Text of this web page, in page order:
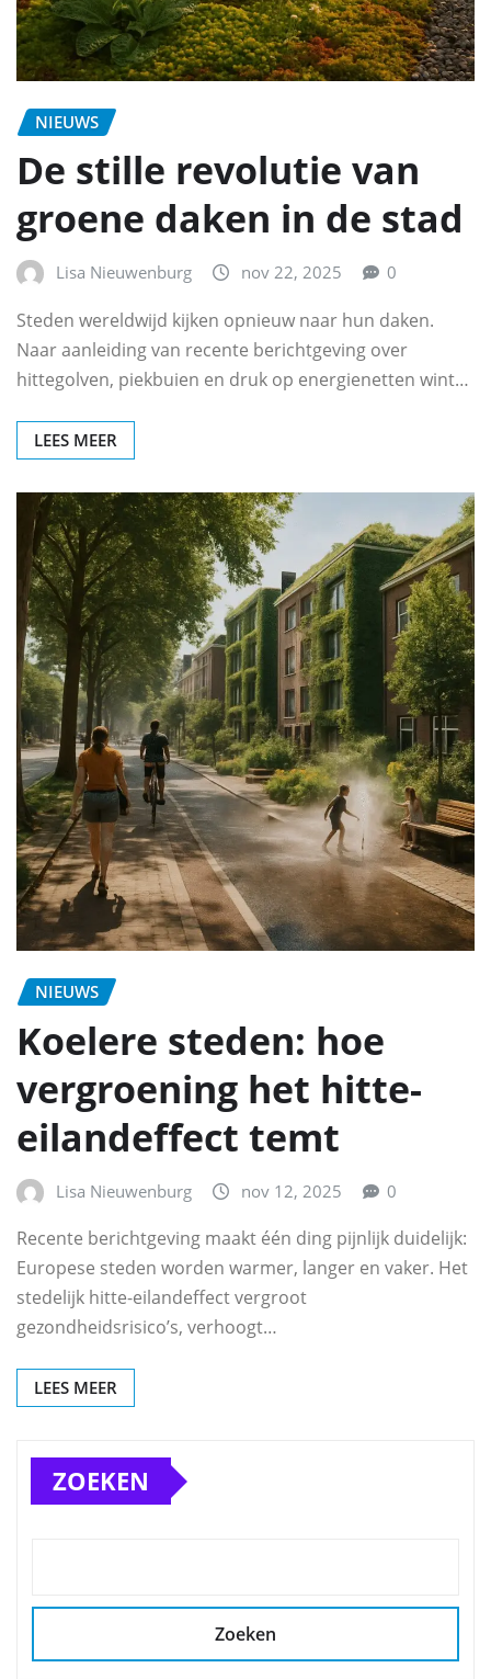
NIEUWS
De stille revolutie van
groene daken in de stad
Lisa Nieuwenburg nov 22, 2025 0
Steden wereldwijd kijken opnieuw naar hun daken.
Naar aanleiding van recente berichtgeving over
hittegolven, piekbuien en druk op energienetten wint…
LEES MEER
NIEUWS
Koelere steden: hoe
vergroening het hitte-
eilandeffect temt
Lisa Nieuwenburg nov 12, 2025 0
Recente berichtgeving maakt één ding pijnlijk duidelijk:
Europese steden worden warmer, langer en vaker. Het
stedelijk hitte-eilandeffect vergroot
gezondheidsrisico’s, verhoogt…
LEES MEER
ZOEKEN
Zoeken